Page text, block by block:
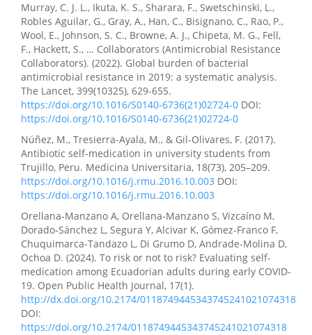
Murray, C. J. L., Ikuta, K. S., Sharara, F., Swetschinski, L.,
Robles Aguilar, G., Gray, A., Han, C., Bisignano, C., Rao, P.,
Wool, E., Johnson, S. C., Browne, A. J., Chipeta, M. G., Fell,
F., Hackett, S., … Collaborators (Antimicrobial Resistance
Collaborators). (2022). Global burden of bacterial
antimicrobial resistance in 2019: a systematic analysis.
The Lancet, 399(10325), 629-655.
https://doi.org/10.1016/S0140-6736(21)02724-0 DOI:
https://doi.org/10.1016/S0140-6736(21)02724-0
Núñez, M., Tresierra-Ayala, M., & Gil-Olivares, F. (2017).
Antibiotic self-medication in university students from
Trujillo, Peru. Medicina Universitaria, 18(73), 205–209.
https://doi.org/10.1016/j.rmu.2016.10.003 DOI:
https://doi.org/10.1016/j.rmu.2016.10.003
Orellana-Manzano A, Orellana-Manzano S, Vizcaíno M,
Dorado-Sánchez L, Segura Y, Alcivar K, Gómez-Franco F,
Chuquimarca-Tandazo L, Di Grumo D, Andrade-Molina D,
Ochoa D. (2024). To risk or not to risk? Evaluating self-
medication among Ecuadorian adults during early COVID-
19. Open Public Health Journal, 17(1).
http://dx.doi.org/10.2174/0118749445343745241021074318
DOI:
https://doi.org/10.2174/0118749445343745241021074318